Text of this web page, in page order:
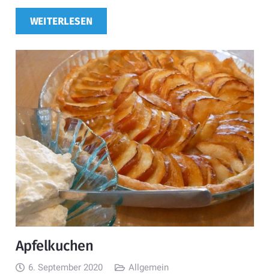
WEITERLESEN
Apfelkuchen
6. September 2020 Allgemein